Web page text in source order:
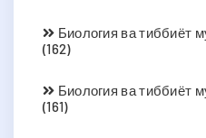
Биология ва тиббиёт
(162)
Биология ва тиббиёт
(161)